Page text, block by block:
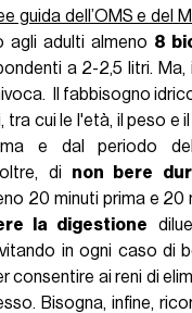
guida dell’OMS e del
agli adulti almeno 8
a 2-2,5 litri. Ma,
Il fabbisogno
cui le l'età, il peso e
e dal periodo
di non bere
20 minuti prima e 20
la digestione
in ogni caso di
consentire ai reni di
Bisogna, infine,